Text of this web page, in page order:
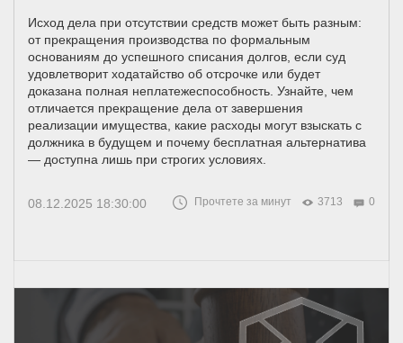
Исход дела при отсутствии средств может быть разным:
от прекращения производства по формальным
основаниям до успешного списания долгов, если суд
удовлетворит ходатайство об отсрочке или будет
доказана полная неплатежеспособность. Узнайте, чем
отличается прекращение дела от завершения
реализации имущества, какие расходы могут взыскать с
должника в будущем и почему бесплатная альтернатива
— доступна лишь при строгих условиях.
08.12.2025 18:30:00 Прочтете за минут 3713 0